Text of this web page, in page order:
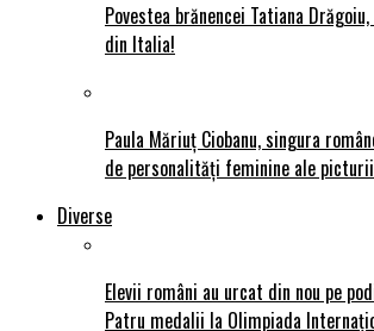
Povestea brănencei Tatiana
din Italia!
Paula Măriuț Ciobanu, singura
de personalități feminine ale
Diverse
Elevii români au urcat din nou pe
Patru medalii la Olimpiada